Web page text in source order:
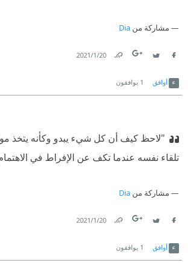
مشاركة من Dia
20‏/1‏/2021
أوافق 1 يوافقون
"لاحظ كيف أن كل شيء يبدو وكأنه يتخذ
تلقاء نفسه عندما تكف عن الإفراط في
مشاركة من Dia
20‏/1‏/2021
أوافق 1 يوافقون